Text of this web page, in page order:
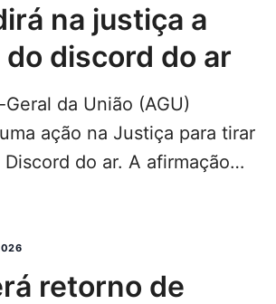
discord do ar
da União (AGU)
ação na Justiça para tirar
do ar. A afirmação